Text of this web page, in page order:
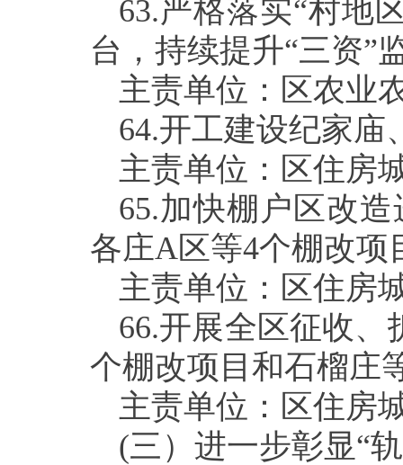
63.严格落实“村地
台，持续提升“三资”
主责单位：区农业
64.开工建设纪家庙
主责单位：区住房
65.加快棚户区改
各庄A区等4个棚改项
主责单位：区住房
66.开展全区征收、
个棚改项目和石榴庄
主责单位：区住房
(三）进一步彰显“